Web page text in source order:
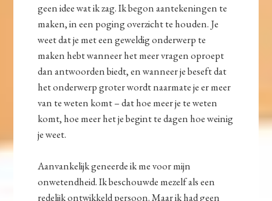
geen idee wat ik zag. Ik begon aantekeningen te
maken, in een poging overzicht te houden. Je
weet dat je met een geweldig onderwerp te
maken hebt wanneer het meer vragen oproept
dan antwoorden biedt, en wanneer je beseft dat
het onderwerp groter wordt naarmate je er meer
van te weten komt – dat hoe meer je te weten
komt, hoe meer het je begint te dagen hoe weinig
je weet.
Aanvankelijk geneerde ik me voor mijn
onwetendheid. Ik beschouwde mezelf als een
redelijk ontwikkeld persoon. Maar ik had geen